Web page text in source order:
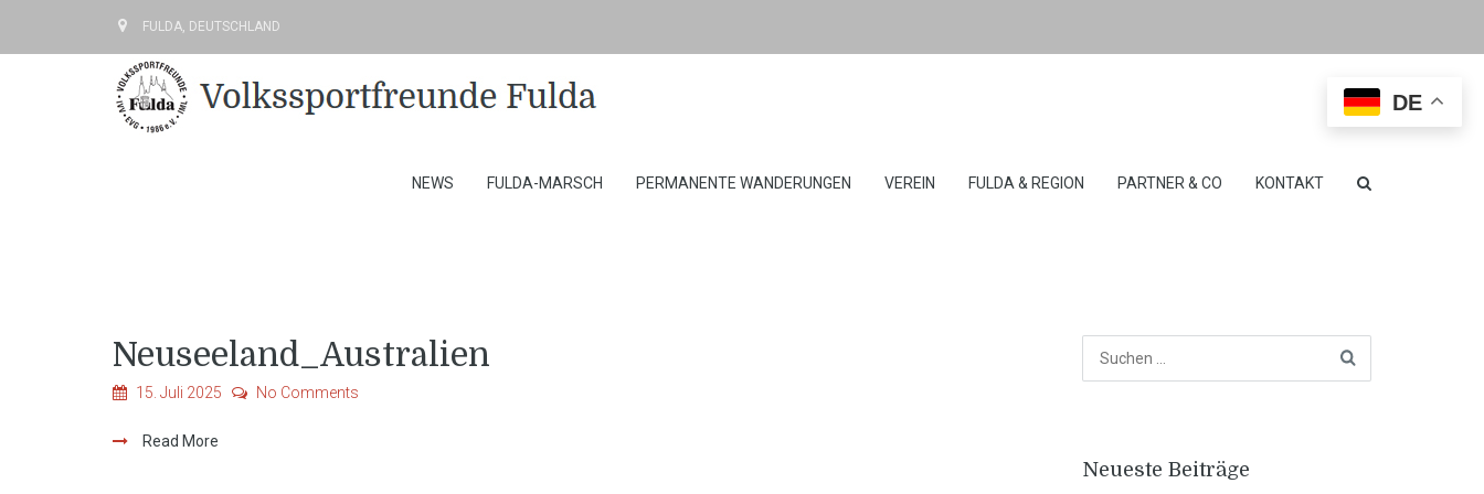
FULDA, DEUTSCHLAND
NEWS FULDA-MARSCH PERMANENTE WANDERUNGEN VEREIN FULDA & REGION PARTNER & CO KONTAKT
Neuseeland_Australien
15. Juli 2025 No Comments
Read More
Neueste Beiträge
DE